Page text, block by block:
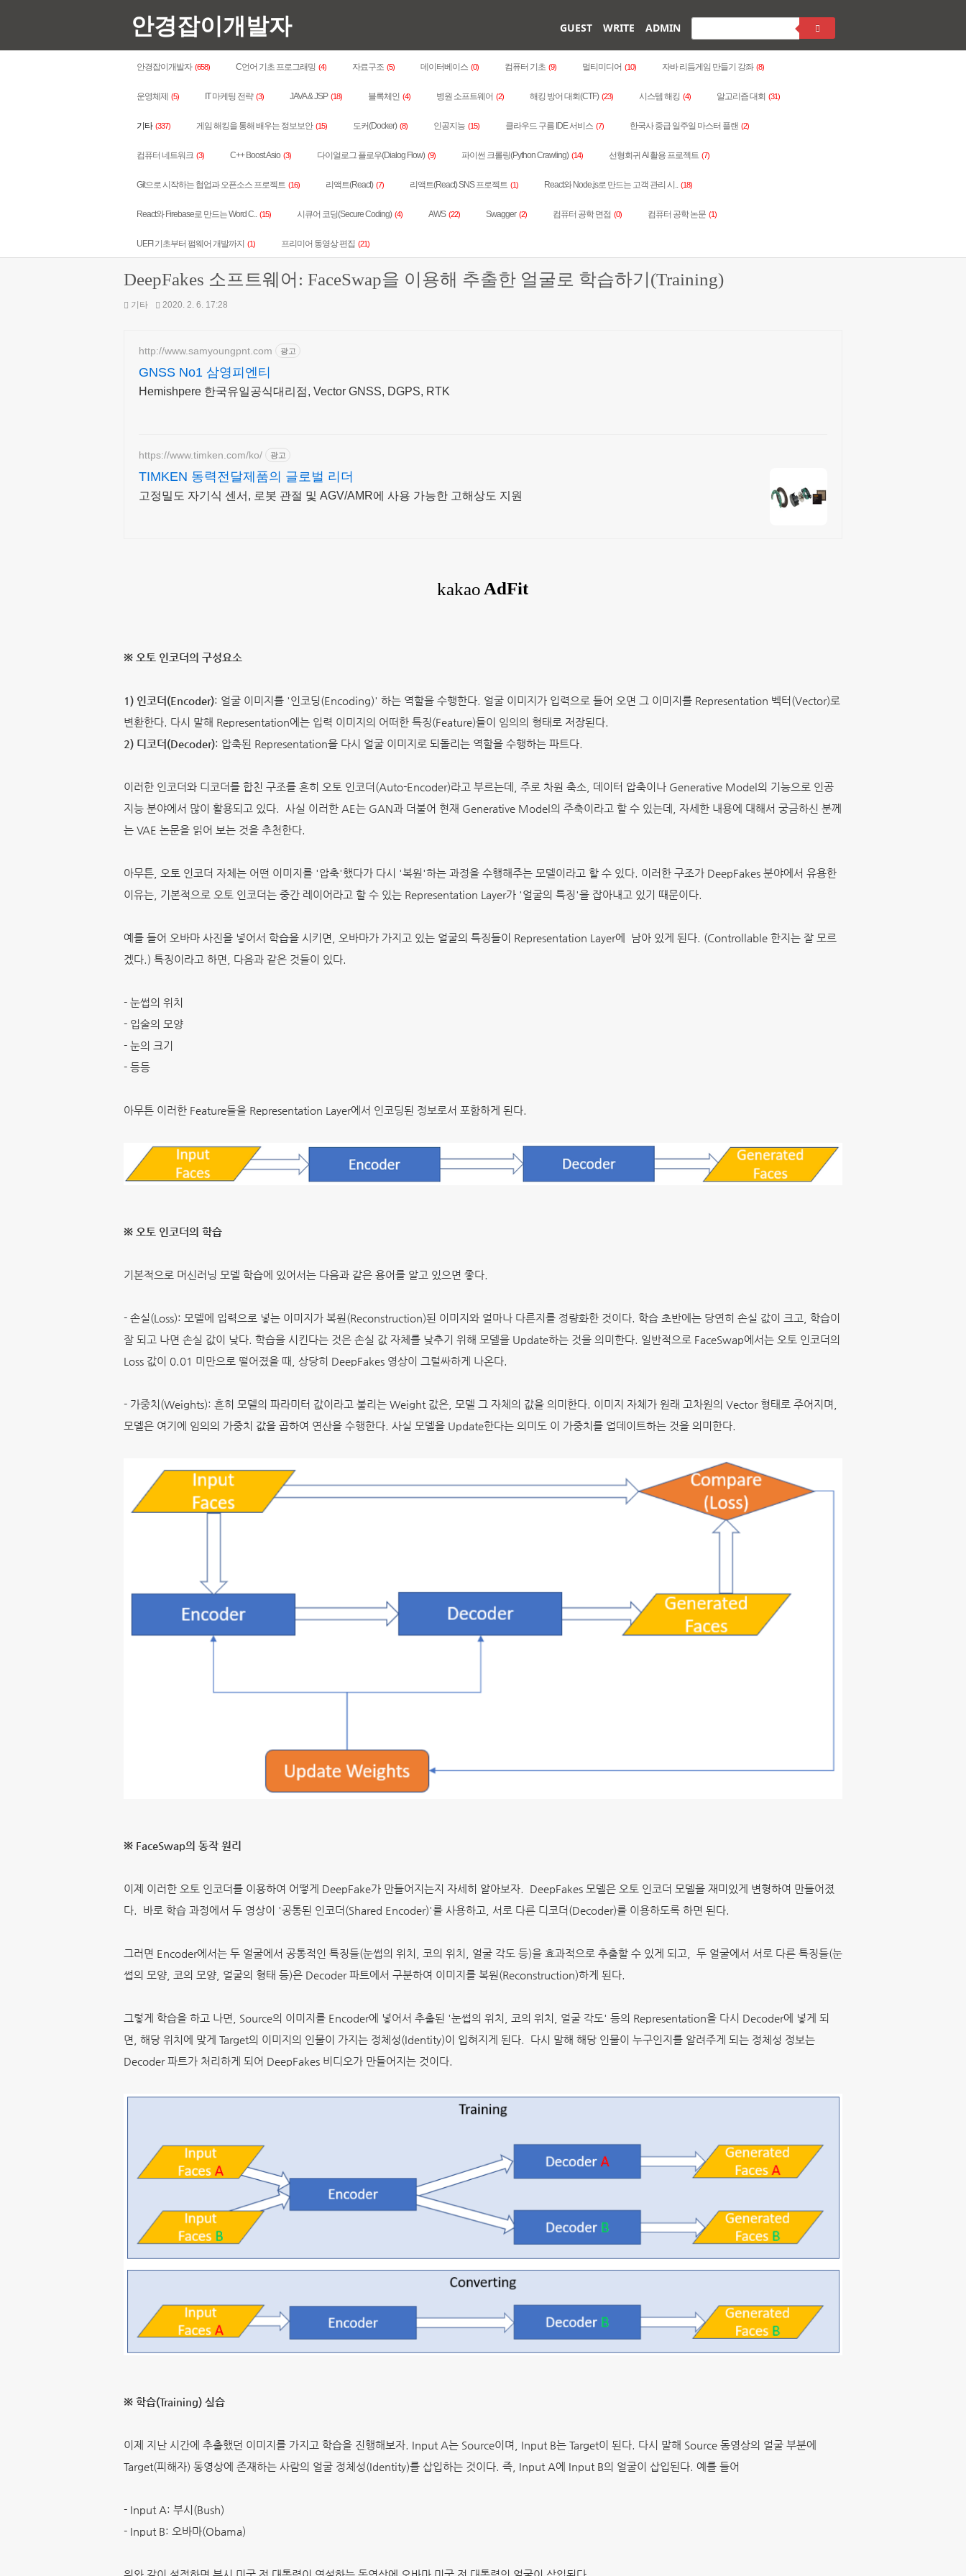
안경잡이개발자 GUEST WRITE ADMIN
안경잡이개발자 (658) C언어 기초 프로그래밍 (4) 자료구조 (5) 데이터베이스 (0) 컴퓨터 기초 (9) 멀티미디어 (10) 자바 리듬게임 만들기 강좌 (8)
운영체제 (5) IT 마케팅 전략 (3) JAVA & JSP (18) 블록체인 (4) 병원 소프트웨어 (2) 해킹 방어 대회(CTF) (23) 시스템 해킹 (4) 알고리즘 대회 (31)
기타 (337) 게임 해킹을 통해 배우는 정보보안 (15) 도커(Docker) (8) 인공지능 (15) 클라우드 구름 IDE 서비스 (7) 한국사 중급 일주일 마스터 플랜 (2)
컴퓨터 네트워크 (3) C++ Boost.Asio (3) 다이얼로그 플로우(Dialog Flow) (9) 파이썬 크롤링(Python Crawling) (14) 선형회귀 AI 활용 프로젝트 (7)
Git으로 시작하는 협업과 오픈소스 프로젝트 (16) 리액트(React) (7) 리액트(React) SNS 프로젝트 (1) React와 Node.js로 만드는 고객 관리 시.. (18)
React와 Firebase로 만드는 Word C.. (15) 시큐어 코딩(Secure Coding) (4) AWS (22) Swagger (2) 컴퓨터 공학 면접 (0) 컴퓨터 공학 논문 (1)
UEFI 기초부터 펌웨어 개발까지 (1) 프리미어 동영상 편집 (21)
DeepFakes 소프트웨어: FaceSwap을 이용해 추출한 얼굴로 학습하기(Training)
기타 2020. 2. 6. 17:28
http://www.samyoungpnt.com 광고
GNSS No1 삼영피엔티
Hemishpere 한국유일공식대리점, Vector GNSS, DGPS, RTK
https://www.timken.com/ko/ 광고
TIMKEN 동력전달제품의 글로벌 리더
고정밀도 자기식 센서, 로봇 관절 및 AGV/AMR에 사용 가능한 고해상도 지원
※ 오토 인코더의 구성요소
1) 인코더(Encoder): 얼굴 이미지를 '인코딩(Encoding)' 하는 역할을 수행한다. 얼굴 이미지가 입력으로 들어 오면 그 이미지를 Representation 벡터(Vector)로
변환한다. 다시 말해 Representation에는 입력 이미지의 어떠한 특징(Feature)들이 임의의 형태로 저장된다.
2) 디코더(Decoder): 압축된 Representation을 다시 얼굴 이미지로 되돌리는 역할을 수행하는 파트다.
이러한 인코더와 디코더를 합친 구조를 흔히 오토 인코더(Auto-Encoder)라고 부르는데, 주로 차원 축소, 데이터 압축이나 Generative Model의 기능으로 인공
지능 분야에서 많이 활용되고 있다. 사실 이러한 AE는 GAN과 더불어 현재 Generative Model의 주축이라고 할 수 있는데, 자세한 내용에 대해서 궁금하신 분께
는 VAE 논문을 읽어 보는 것을 추천한다.
아무튼, 오토 인코더 자체는 어떤 이미지를 '압축'했다가 다시 '복원'하는 과정을 수행해주는 모델이라고 할 수 있다. 이러한 구조가 DeepFakes 분야에서 유용한
이유는, 기본적으로 오토 인코더는 중간 레이어라고 할 수 있는 Representation Layer가 '얼굴의 특징'을 잡아내고 있기 때문이다.
예를 들어 오바마 사진을 넣어서 학습을 시키면, 오바마가 가지고 있는 얼굴의 특징들이 Representation Layer에 남아 있게 된다. (Controllable 한지는 잘 모르
겠다.) 특징이라고 하면, 다음과 같은 것들이 있다.
- 눈썹의 위치
- 입술의 모양
- 눈의 크기
- 등등
아무튼 이러한 Feature들을 Representation Layer에서 인코딩된 정보로서 포함하게 된다.
※ 오토 인코더의 학습
기본적으로 머신러닝 모델 학습에 있어서는 다음과 같은 용어를 알고 있으면 좋다.
- 손실(Loss): 모델에 입력으로 넣는 이미지가 복원(Reconstruction)된 이미지와 얼마나 다른지를 정량화한 것이다. 학습 초반에는 당연히 손실 값이 크고, 학습이
잘 되고 나면 손실 값이 낮다. 학습을 시킨다는 것은 손실 값 자체를 낮추기 위해 모델을 Update하는 것을 의미한다. 일반적으로 FaceSwap에서는 오토 인코더의
Loss 값이 0.01 미만으로 떨어졌을 때, 상당히 DeepFakes 영상이 그럴싸하게 나온다.
- 가중치(Weights): 흔히 모델의 파라미터 값이라고 불리는 Weight 값은, 모델 그 자체의 값을 의미한다. 이미지 자체가 원래 고차원의 Vector 형태로 주어지며,
모델은 여기에 임의의 가중치 값을 곱하여 연산을 수행한다. 사실 모델을 Update한다는 의미도 이 가중치를 업데이트하는 것을 의미한다.
※ FaceSwap의 동작 원리
이제 이러한 오토 인코더를 이용하여 어떻게 DeepFake가 만들어지는지 자세히 알아보자. DeepFakes 모델은 오토 인코더 모델을 재미있게 변형하여 만들어졌
다. 바로 학습 과정에서 두 영상이 '공통된 인코더(Shared Encoder)'를 사용하고, 서로 다른 디코더(Decoder)를 이용하도록 하면 된다.
그러면 Encoder에서는 두 얼굴에서 공통적인 특징들(눈썹의 위치, 코의 위치, 얼굴 각도 등)을 효과적으로 추출할 수 있게 되고, 두 얼굴에서 서로 다른 특징들(눈
썹의 모양, 코의 모양, 얼굴의 형태 등)은 Decoder 파트에서 구분하여 이미지를 복원(Reconstruction)하게 된다.
그렇게 학습을 하고 나면, Source의 이미지를 Encoder에 넣어서 추출된 '눈썹의 위치, 코의 위치, 얼굴 각도' 등의 Representation을 다시 Decoder에 넣게 되
면, 해당 위치에 맞게 Target의 이미지의 인물이 가지는 정체성(Identity)이 입혀지게 된다. 다시 말해 해당 인물이 누구인지를 알려주게 되는 정체성 정보는
Decoder 파트가 처리하게 되어 DeepFakes 비디오가 만들어지는 것이다.
※ 학습(Training) 실습
이제 지난 시간에 추출했던 이미지를 가지고 학습을 진행해보자. Input A는 Source이며, Input B는 Target이 된다. 다시 말해 Source 동영상의 얼굴 부분에
Target(피해자) 동영상에 존재하는 사람의 얼굴 정체성(Identity)를 삽입하는 것이다. 즉, Input A에 Input B의 얼굴이 삽입된다. 예를 들어
- Input A: 부시(Bush)
- Input B: 오바마(Obama)